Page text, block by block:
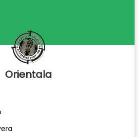
Orientala